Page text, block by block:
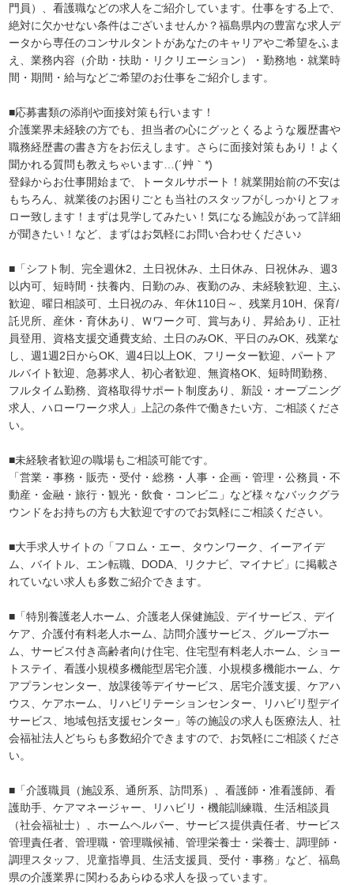
門員）、看護職などの求人をご紹介しています。仕事をする上で、
絶対に欠かせない条件はございませんか？福島県内の豊富な求人デ
ータから専任のコンサルタントがあなたのキャリアやご希望をふま
え、業務内容（介助・扶助・リクリエーション）・勤務地・就業時
間・期間・給与などご希望のお仕事をご紹介します。
■応募書類の添削や面接対策も行います！
介護業界未経験の方でも、担当者の心にグッとくるような履歴書や
職務経歴書の書き方をお伝えします。さらに面接対策もあり！よく
聞かれる質問も教えちゃいます…(´艸｀*)
登録からお仕事開始まで、トータルサポート！就業開始前の不安は
もちろん、就業後のお困りごとも当社のスタッフがしっかりとフォ
ロー致します！まずは見学してみたい！気になる施設があって詳細
が聞きたい！など、まずはお気軽にお問い合わせください♪
■「シフト制、完全週休2、土日祝休み、土日休み、日祝休み、週3
以内可、短時間・扶養内、日勤のみ、夜勤のみ、未経験歓迎、主ふ
歓迎、曜日相談可、土日祝のみ、年休110日～、残業月10H、保育/
託児所、産休・育休あり、Ｗワーク可、賞与あり、昇給あり、正社
員登用、資格支援交通費支給、土日のみOK、平日のみOK、残業な
し、週1週2日からOK、週4日以上OK、フリーター歓迎、パートア
ルバイト歓迎、急募求人、初心者歓迎、無資格OK、短時間勤務、
フルタイム勤務、資格取得サポート制度あり、新設・オープニング
求人、ハローワーク求人」上記の条件で働きたい方、ご相談くださ
い。
■未経験者歓迎の職場もご相談可能です。
「営業・事務・販売・受付・総務・人事・企画・管理・公務員・不
動産・金融・旅行・観光・飲食・コンビニ」など様々なバックグラ
ウンドをお持ちの方も大歓迎ですのでお気軽にご相談ください。
■大手求人サイトの「フロム・エー、タウンワーク、イーアイデ
ム、バイトル、エン転職、DODA、リクナビ、マイナビ」に掲載さ
れていない求人も多数ご紹介できます。
■「特別養護老人ホーム、介護老人保健施設、デイサービス、デイ
ケア、介護付有料老人ホーム、訪問介護サービス、グループホー
ム、サービス付き高齢者向け住宅、住宅型有料老人ホーム、ショー
トステイ、看護小規模多機能型居宅介護、小規模多機能ホーム、ケ
アプランセンター、放課後等デイサービス、居宅介護支援、ケアハ
ウス、ケアホーム、リハビリテーションセンター、リハビリ型デイ
サービス、地域包括支援センター」等の施設の求人も医療法人、社
会福祉法人どちらも多数紹介できますので、お気軽にご相談くださ
い。
■「介護職員（施設系、通所系、訪問系）、看護師・准看護師、看
護助手、ケアマネージャー、リハビリ・機能訓練職、生活相談員
（社会福祉士）、ホームヘルパー、サービス提供責任者、サービス
管理責任者、管理職・管理職候補、管理栄養士・栄養士、調理師・
調理スタッフ、児童指導員、生活支援員、受付・事務」など、福島
県の介護業界に関わるあらゆる求人を扱っています。